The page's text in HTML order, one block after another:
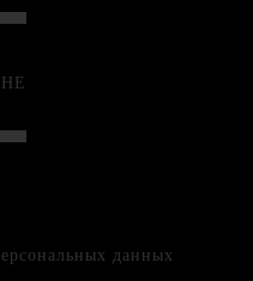
данных